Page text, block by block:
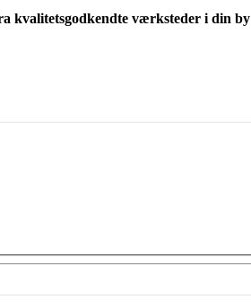
kvalitetsgodkendte værksteder i din by